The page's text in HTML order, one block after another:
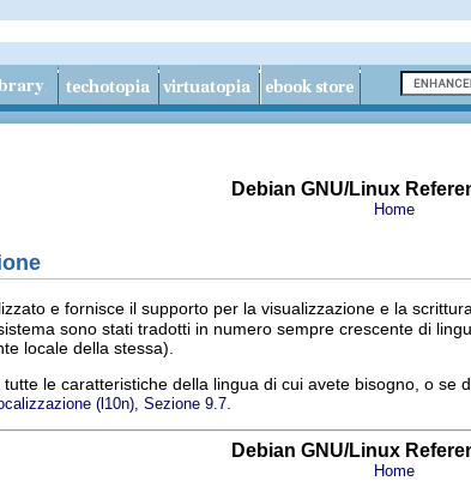
Debian GNU/Linux
Home
e fornisce il supporto per la visualizzazione e la
sono stati tradotti in numero sempre crescente di
locale della stessa).
le caratteristiche della lingua di cui avete bisogno, o
(l10n), Sezione 9.7
Debian GNU/Linux
Home